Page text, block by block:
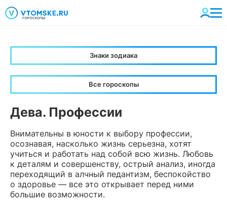
Знаки зодиака
Дева. Профессии
Внимательны в юности к выбору профессии,
осознавая, насколько жизнь серьезна, хотят
учиться и работать над собой всю жизнь. Любовь
к деталям и совершенству, острый анализ, иногда
переходящий в алчный педантизм, беспокойство
о здоровье — все это открывает перед ними
большие возможности.
Все гороскопы